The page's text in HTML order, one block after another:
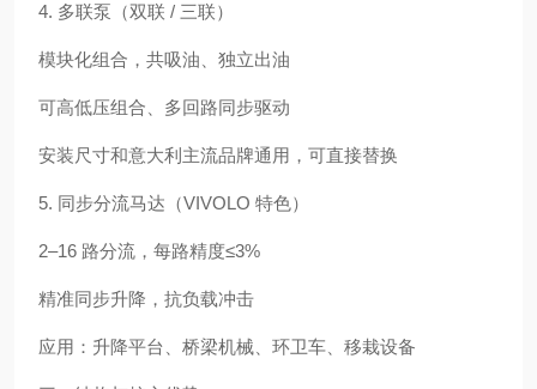
4. 多联泵（双联 / 三联）
模块化组合，共吸油、独立出油
可高低压组合、多回路同步驱动
安装尺寸和意大利主流品牌通用，可直接替换
5. 同步分流马达（VIVOLO 特色）
2–16 路分流，每路精度≤3%
精准同步升降，抗负载冲击
应用：升降平台、桥梁机械、环卫车、移栽设备